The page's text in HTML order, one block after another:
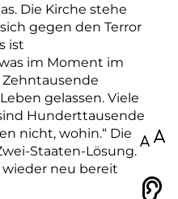
Die Kirche stehe
gegen den Terror
ist
im Moment im
Zehntausende
gelassen. Viele
Hunderttausende
nicht, wohin.“ Die
Staaten-Lösung.
wieder neu bereit
100